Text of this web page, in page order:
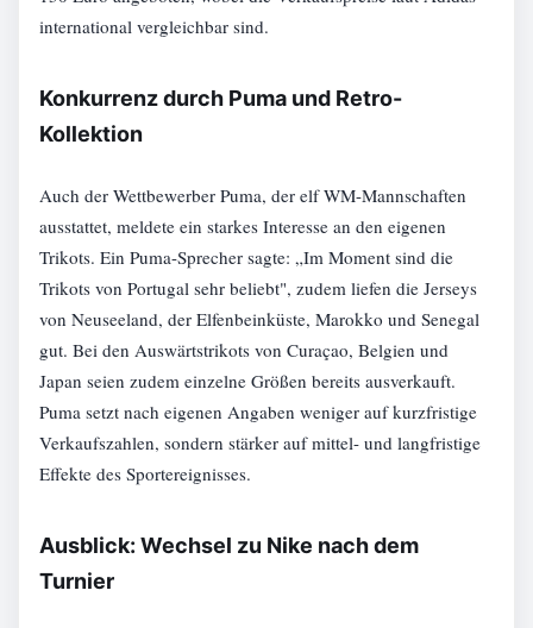
international vergleichbar sind.
Konkurrenz durch Puma und Retro-
Kollektion
Auch der Wettbewerber Puma, der elf WM-Mannschaften
ausstattet, meldete ein starkes Interesse an den eigenen
Trikots. Ein Puma-Sprecher sagte: „Im Moment sind die
Trikots von Portugal sehr beliebt", zudem liefen die Jerseys
von Neuseeland, der Elfenbeinküste, Marokko und Senegal
gut. Bei den Auswärtstrikots von Curaçao, Belgien und
Japan seien zudem einzelne Größen bereits ausverkauft.
Puma setzt nach eigenen Angaben weniger auf kurzfristige
Verkaufszahlen, sondern stärker auf mittel- und langfristige
Effekte des Sportereignisses.
Ausblick: Wechsel zu Nike nach dem
Turnier